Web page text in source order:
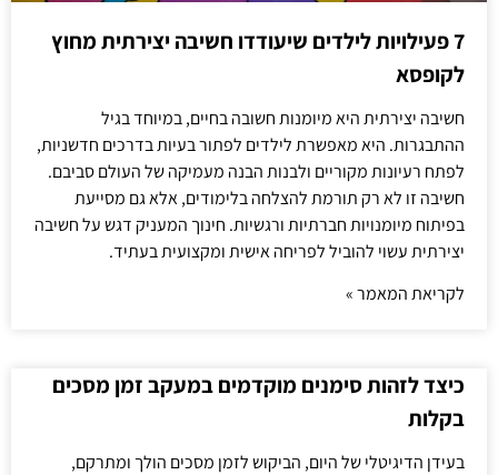
7 פעילויות לילדים שיעודדו חשיבה יצירתית מחוץ
לקופסא
חשיבה יצירתית היא מיומנות חשובה בחיים, במיוחד בגיל
ההתבגרות. היא מאפשרת לילדים לפתור בעיות בדרכים חדשניות,
לפתח רעיונות מקוריים ולבנות הבנה מעמיקה של העולם סביבם.
חשיבה זו לא רק תורמת להצלחה בלימודים, אלא גם מסייעת
בפיתוח מיומנויות חברתיות ורגשיות. חינוך המעניק דגש על חשיבה
יצירתית עשוי להוביל לפריחה אישית ומקצועית בעתיד.
לקריאת המאמר »
כיצד לזהות סימנים מוקדמים במעקב זמן מסכים
בקלות
בעידן הדיגיטלי של היום, הביקוש לזמן מסכים הולך ומתרקם,